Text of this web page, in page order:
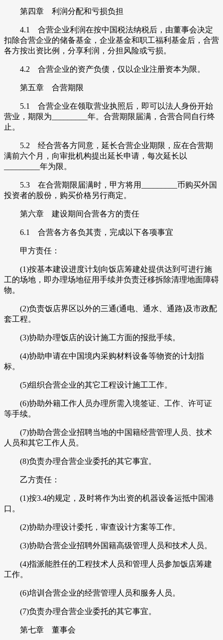
第四章 利润分配和亏损负担
4.1 合营企业利润在按中国税法纳税后，由董事会决定
扣除合营企业的储备基金，企业基金和职工福利基金后，合营
各方按出资比例，分享利润，分担风险或亏损。
4.2 合营企业的资产负债，仅以企业注册资本为限。
第五章 合营期限
5.1 合营企业在领取营业执照后，即可以法人身份开始
营业，期限为_________年。合营期限届满，合营合同自行终
止。
5.2 经合营各方同意，延长合营企业期限，应在合营期
满前六个月，向审批机构提出延长申请，每次延长以
_________年为限。
5.3 在合营期限届满时，甲方将用_________币购买外国
投资者的股份，购买价格另行商定。
第六章 建设期间合营各方的责任
6.1 合营各方各负其责，完成以下各项事宜
甲方责任：
(1)按基本建设进度计划向饭店筹建处提供达到可进行施
工的场地，即办理场地征用手续并负责迁移拆除清理地面障碍
物。
(2)负责饭店界区以外的三通(通电、通水、通路)及市政配
套工程。
(3)协助办理饭店的设计施工方面的报批手续。
(4)协助申请在中国境内采购材料设备等物资的计划指
标。
(5)组织合营企业的其它工程设计施工工作。
(6)协助外籍工作人员办理所需入境签证、工作、许可证
等手续。
(7)协助合营企业招聘当地的中国籍经营管理人员、技术
人员和其它工作人员。
(8)负责办理合营企业委托的其它事宜。
乙方责任：
(1)按3.4的规定，及时将作为出资的机器设备运抵中国港
口。
(2)协助办理设计委托，审查设计方案等工作。
(3)协助合营企业招聘外国籍高级管理人员和技术人员。
(4)指派能胜任的工程技术人员和管理人员参加饭店筹建
工作。
(6)培训合营企业的经营管理人员和服务人员。
(7)负责办理合营企业委托的其它事宜。
第七章 董事会